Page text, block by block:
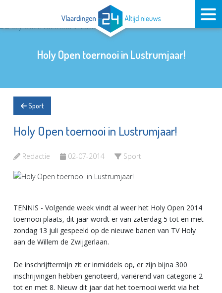
Holy Open toernooi in Lustrumjaar!
Sport
Holy Open toernooi in Lustrumjaar!
Redactie 02-07-2014 Sport
TENNIS - Volgende week vindt al weer het Holy Open 2014
toernooi plaats, dit jaar wordt er van zaterdag 5 tot en met
zondag 13 juli gespeeld op de nieuwe banen van TV Holy
aan de Willem de Zwijgerlaan.
De inschrijftermijn zit er inmiddels op, er zijn bijna 300
inschrijvingen hebben genoteerd, variërend van categorie 2
tot en met 8. Nieuw dit jaar dat het toernooi werkt via het